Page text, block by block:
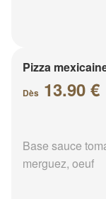
Pizza
Dès 13.90 €
Base sauce
merguez, oeuf